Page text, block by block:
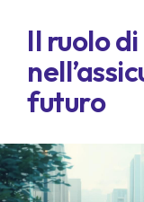
Il ruolo
futuro